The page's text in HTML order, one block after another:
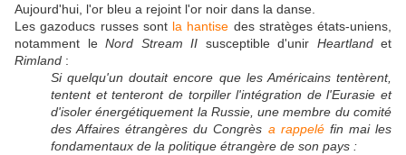
Aujourd'hui, l'or bleu a rejoint l'or noir dans la danse.
Les gazoducs russes sont la hantise des stratèges états-uniens,
notamment le Nord Stream II susceptible d'unir Heartland et
Rimland :
Si quelqu'un doutait encore que les Américains tentèrent,
tentent et tenteront de torpiller l'intégration de l'Eurasie et
d'isoler énergétiquement la Russie, une membre du comité
des Affaires étrangères du Congrès a rappeléfin mai les
fondamentaux de la politique étrangère de son pays :